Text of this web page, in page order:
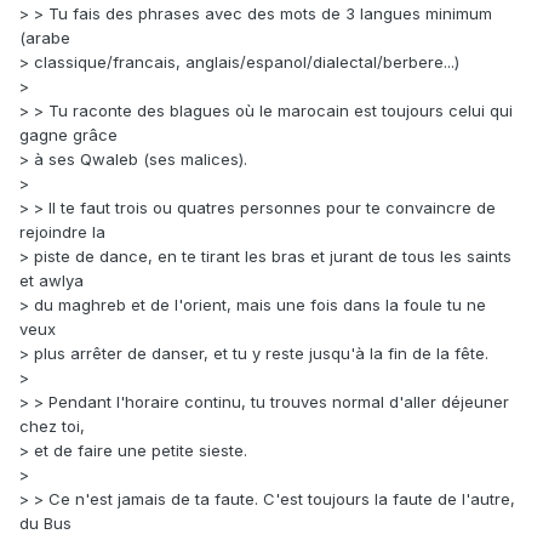
> > Tu fais des phrases avec des mots de 3 langues minimum
(arabe
> classique/francais, anglais/espanol/dialectal/berbere...)
>
> > Tu raconte des blagues où le marocain est toujours celui qui
gagne grâce
> à ses Qwaleb (ses malices).
>
> > Il te faut trois ou quatres personnes pour te convaincre de
rejoindre la
> piste de dance, en te tirant les bras et jurant de tous les saints
et awlya
> du maghreb et de l'orient, mais une fois dans la foule tu ne
veux
> plus arrêter de danser, et tu y reste jusqu'à la fin de la fête.
>
> > Pendant l'horaire continu, tu trouves normal d'aller déjeuner
chez toi,
> et de faire une petite sieste.
>
> > Ce n'est jamais de ta faute. C'est toujours la faute de l'autre,
du Bus